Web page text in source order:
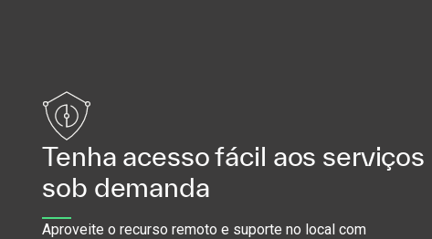
Tenha acesso fácil aos serviços
sob demanda
Aproveite o recurso remoto e suporte no local com